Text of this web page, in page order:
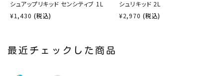
シュアップリキッド センシティブ 1L
¥1,430 (税込)
シュリキッド 2L
¥2,970 (税込)
最近チェックした商品